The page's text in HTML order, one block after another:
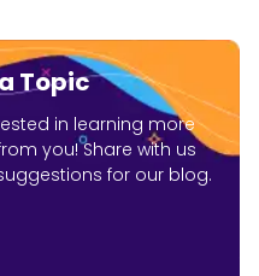
Topic
in learning more
you! Share with us
for our blog.